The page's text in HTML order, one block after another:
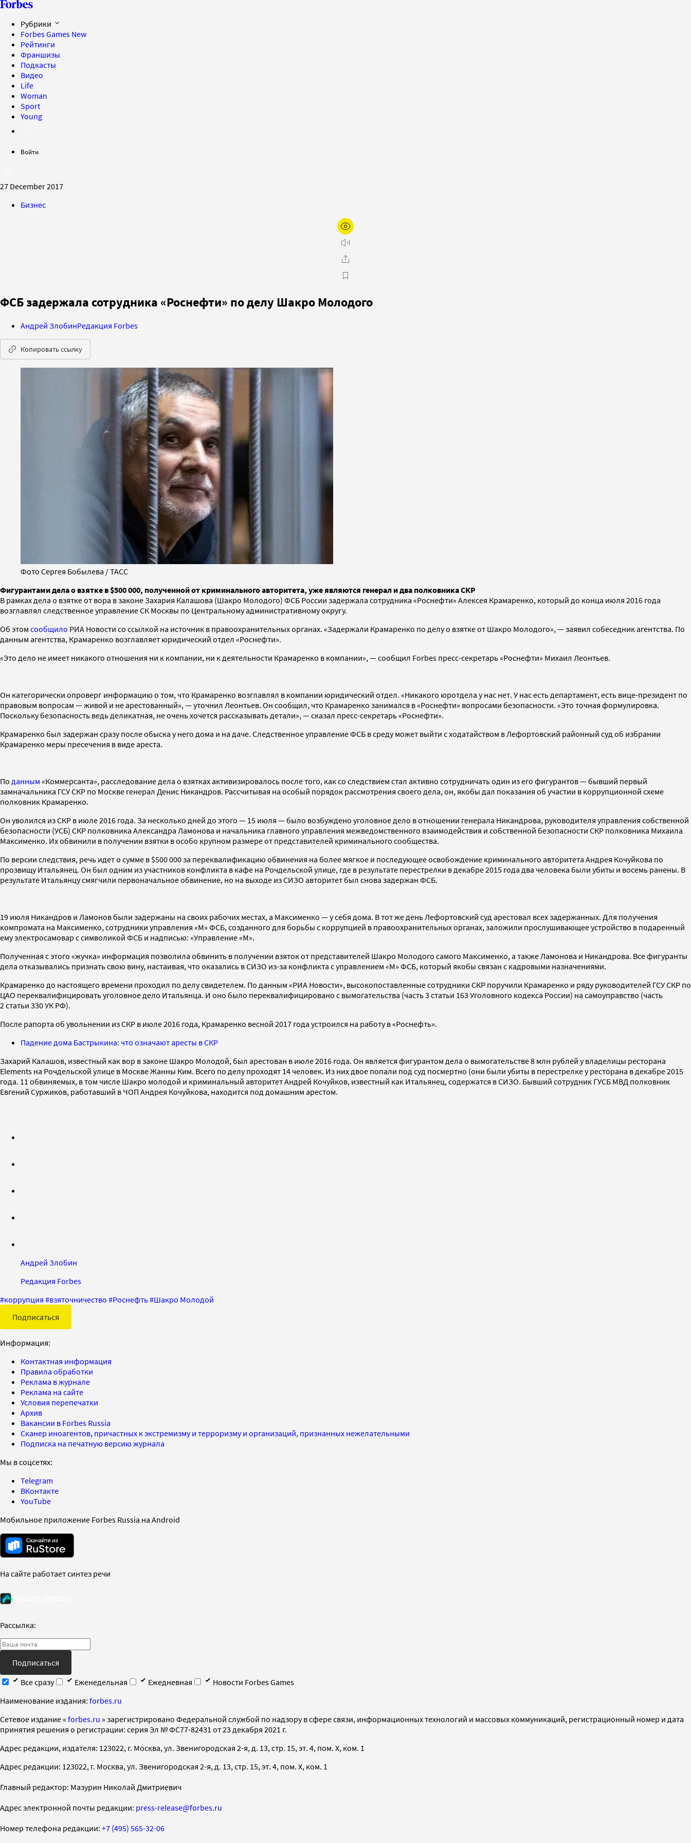
Рубрики
Forbes Games New
Рейтинги
Франшизы
Подкасты
Видео
Life
Woman
Sport
Young
Войти
27 December 2017
Бизнес
ФСБ задержала сотрудника «Роснефти» по делу Шакро Молодого
Андрей ЗлобинРедакция Forbes
Копировать ссылку
Фото Сергея Бобылева / ТАСС
Фигурантами дела о взятке в $500 000, полученной от криминального авторитета, уже являются генерал и два полковника СКР
В рамках дела о взятке от вора в законе Захария Калашова (Шакро Молодого) ФСБ России задержала сотрудника «Роснефти» Алексея Крамаренко, который до конца июля 2016 года
возглавлял следственное управление СК Москвы по Центральному административному округу.
Об этом сообщило РИА Новости со ссылкой на источник в правоохранительных органах. «Задержали Крамаренко по делу о взятке от Шакро Молодого», — заявил собеседник агентства. По
данным агентства, Крамаренко возглавляет юридический отдел «Роснефти».
«Это дело не имеет никакого отношения ни к компании, ни к деятельности Крамаренко в компании», — сообщил Forbes пресс-секретарь «Роснефти» Михаил Леонтьев.
Он категорически опроверг информацию о том, что Крамаренко возглавлял в компании юридический отдел. «Никакого юротдела у нас нет. У нас есть департамент, есть вице-президент по
правовым вопросам — живой и не арестованный», — уточнил Леонтьев. Он сообщил, что Крамаренко занимался в «Роснефти» вопросами безопасности. «Это точная формулировка.
Поскольку безопасность ведь деликатная, не очень хочется рассказывать детали», — сказал пресс-секретарь «Роснефти».
Крамаренко был задержан сразу после обыска у него дома и на даче. Следственное управление ФСБ в среду может выйти с ходатайством в Лефортовский районный суд об избрании
Крамаренко меры пресечения в виде ареста.
По данным «Коммерсанта», расследование дела о взятках активизировалось после того, как со следствием стал активно сотрудничать один из его фигурантов — бывший первый
замначальника ГСУ СКР по Москве генерал Денис Никандров. Рассчитывая на особый порядок рассмотрения своего дела, он, якобы дал показания об участии в коррупционной схеме
полковник Крамаренко.
Он уволился из СКР в июле 2016 года. За несколько дней до этого — 15 июля — было возбуждено уголовное дело в отношении генерала Никандрова, руководителя управления собственной
безопасности (УСБ) СКР полковника Александра Ламонова и начальника главного управления межведомственного взаимодействия и собственной безопасности СКР полковника Михаила
Максименко. Их обвинили в получении взятки в особо крупном размере от представителей криминального сообщества.
По версии следствия, речь идет о сумме в $500 000 за переквалификацию обвинения на более мягкое и последующее освобождение криминального авторитета Андрея Кочуйкова по
прозвищу Итальянец. Он был одним из участников конфликта в кафе на Рочдельской улице, где в результате перестрелки в декабре 2015 года два человека были убиты и восемь ранены. В
результате Итальянцу смягчили первоначальное обвинение, но на выходе из СИЗО авторитет был снова задержан ФСБ.
19 июля Никандров и Ламонов были задержаны на своих рабочих местах, а Максименко — у себя дома. В тот же день Лефортовский суд арестовал всех задержанных. Для получения
компромата на Максименко, сотрудники управления «М» ФСБ, созданного для борьбы с коррупцией в правоохранительных органах, заложили прослушивающее устройство в подаренный
ему электросамовар с символикой ФСБ и надписью: «Управление «М».
Полученная с этого «жучка» информация позволила обвинить в получении взяток от представителей Шакро Молодого самого Максименко, а также Ламонова и Никандрова. Все фигуранты
дела отказывались признать свою вину, настаивая, что оказались в СИЗО из-за конфликта с управлением «М» ФСБ, который якобы связан с кадровыми назначениями.
Крамаренко до настоящего времени проходил по делу свидетелем. По данным «РИА Новости», высокопоставленные сотрудники СКР поручили Крамаренко и ряду руководителей ГСУ СКР по
ЦАО переквалифицировать уголовное дело Итальянца. И оно было переквалифицировано с вымогательства (часть 3 статьи 163 Уголовного кодекса России) на самоуправство (часть
2 статьи 330 УК РФ).
После рапорта об увольнении из СКР в июле 2016 года, Крамаренко весной 2017 года устроился на работу в «Роснефть».
Падение дома Бастрыкина: что означают аресты в СКР
Захарий Калашов, известный как вор в законе Шакро Молодой, был арестован в июле 2016 года. Он является фигурантом дела о вымогательстве 8 млн рублей у владелицы ресторана
Elements на Рочдельской улице в Москве Жанны Ким. Всего по делу проходят 14 человек. Из них двое попали под суд посмертно (они были убиты в перестрелке у ресторана в декабре 2015
года. 11 обвиняемых, в том числе Шакро молодой и криминальный авторитет Андрей Кочуйков, известный как Итальянец, содержатся в СИЗО. Бывший сотрудник ГУСБ МВД полковник
Евгений Суржиков, работавший в ЧОП Андрея Кочуйкова, находится под домашним арестом.
Андрей Злобин
Редакция Forbes
#коррупция #взяточничество #Роснефть#Шакро Молодой
Подписаться
Информация:
Контактная информация
Правила обработки
Реклама в журнале
Реклама на сайте
Условия перепечатки
Архив
Вакансии в Forbes Russia
Сканер иноагентов, причастных к экстремизму и терроризму и организаций, признанных нежелательными
Подписка на печатную версию журнала
Мы в соцсетях:
Telegram
ВКонтакте
YouTube
Мобильное приложение Forbes Russia на Android
На сайте работает синтез речи
Рассылка:
Подписаться
Все сразу
Еженедельная Ежедневная
Новости Forbes Games
Наименование издания: forbes.ru
Cетевое издание « forbes.ru » зарегистрировано Федеральной службой по надзору в сфере связи, информационных технологий и массовых коммуникаций, регистрационный номер и дата
принятия решения о регистрации: серия Эл № ФС77-82431 от 23 декабря 2021 г.
Адрес редакции, издателя: 123022, г. Москва, ул. Звенигородская 2-я, д. 13, стр. 15, эт. 4, пом. X, ком. 1
Адрес редакции: 123022, г. Москва, ул. Звенигородская 2-я, д. 13, стр. 15, эт. 4, пом. X, ком. 1
Главный редактор: Мазурин Николай Дмитриевич
Адрес электронной почты редакции: press-release@forbes.ru
Номер телефона редакции: +7 (495) 565-32-06